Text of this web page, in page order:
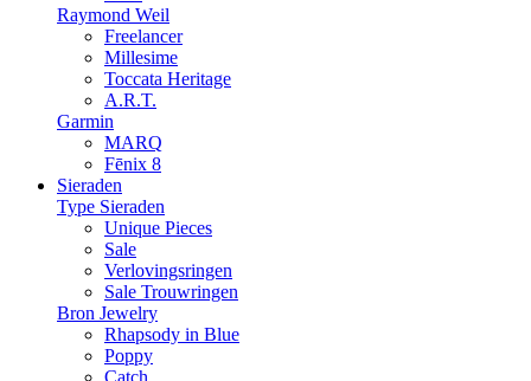
Raymond Weil
Freelancer
Millesime
Toccata Heritage
A.R.T.
Garmin
MARQ
Fēnix 8
Sieraden
Type Sieraden
Unique Pieces
Sale
Verlovingsringen
Sale Trouwringen
Bron Jewelry
Rhapsody in Blue
Poppy
Catch